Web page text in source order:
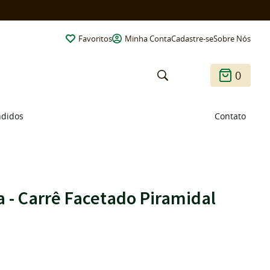
Favoritos Minha ContaCadastre-seSobre Nós
0
Contato
- Carrê Facetado Piramidal